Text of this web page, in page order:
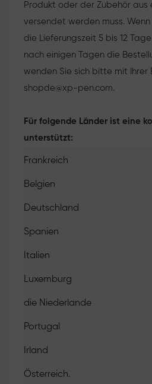
Produkt oder der Zubehör aus
versendet werden muss.
die Lieferungszeit 5 bis 12
nach einigen Tagen die
wenden Sie sich bitte mit Ihrer
shopde@xp-pen.com.
Für folgende Länder ist eine
unterstützt:
Frankreich
Belgien
Deutschland
Spanien
Italien
Luxemburg
die Niederlande
Portugal
Irland
Österreich.